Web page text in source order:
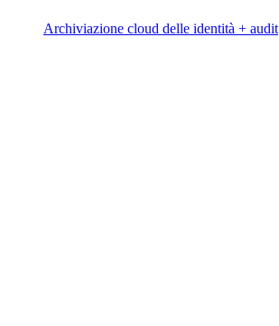
Archiviazione cloud delle identità + audit